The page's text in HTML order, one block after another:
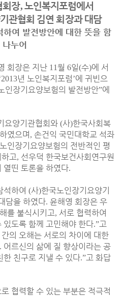
회장,노인복지포럼에서
관협회 김연 회장과 대담
하여 발전방안에 대한 뜻을 함
나누어
회장은 지난 11월 6일(수)에 서
년 노인복지포럼’에 귀빈으
인장기요양보험의 발전방안”에
요양기관협회와 (사)한국사회복
였으며 , 손건익 국민대학교 석좌
인장기요양보험의 전반적인 평
고, 선우덕 한국보건사회연구원
열띤 토론을 하였다.
석하여 (사)한국노인장기요양기
담을 하였다. 윤해영 회장은 우
를 불식시키고, 서로 협력하여
있도록 함께 고민해야 한다.”고
의 오해는 서로의 차이에 대한
. 어르신의 삶에 질 향상이라는 공
한 친구로 지낼 수 있다.”고 화답
협력할 수 있는 부분은 적극적